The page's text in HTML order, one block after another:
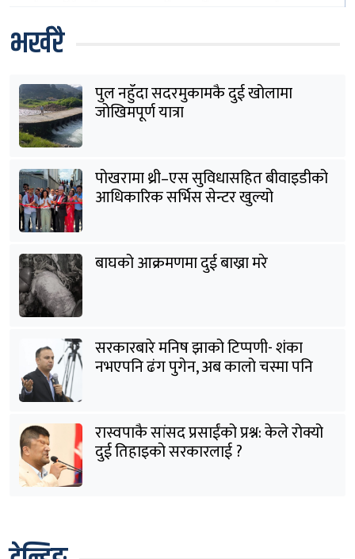
भर्खरै
पुल नहुँदा सदरमुकामकै दुई खोलामा
जोखिमपूर्ण यात्रा
पोखरामा थ्री–एस सुविधासहित बीवाइडीको
आधिकारिक सर्भिस सेन्टर खुल्यो
बाघको आक्रमणमा दुई बाख्रा मरे
सरकारबारे मनिष झाको टिप्पणी- शंका
नभएपनि ढंग पुगेन, अब कालो चस्मा पनि
रास्वपाकै सांसद प्रसाईंको प्रश्न: केले रोक्यो
दुई तिहाइको सरकारलाई ?